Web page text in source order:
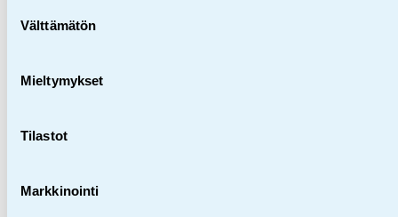
valinta
Välttämätön
Mieltymykset
Tilastot
Markkinointi